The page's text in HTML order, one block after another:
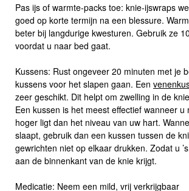
Pas ijs of warmte-packs toe: knie-ijswraps
goed op korte termijn na een blessure.
beter bij langdurige kwesturen. Gebruik ze
voordat u naar bed gaat.
Kussens: Rust ongeveer 20 minuten met je
kussens voor het slapen gaan. Een
zeer geschikt. Dit helpt om zwelling in de
Een kussen is het meest effectief wanneer u
hoger ligt dan het niveau van uw hart.
slaapt, gebruik dan een kussen tussen de
gewrichten niet op elkaar drukken. Zodat u
aan de binnenkant van de knie krijgt.
Medicatie: Neem een mild, vrij verkrijgbaar